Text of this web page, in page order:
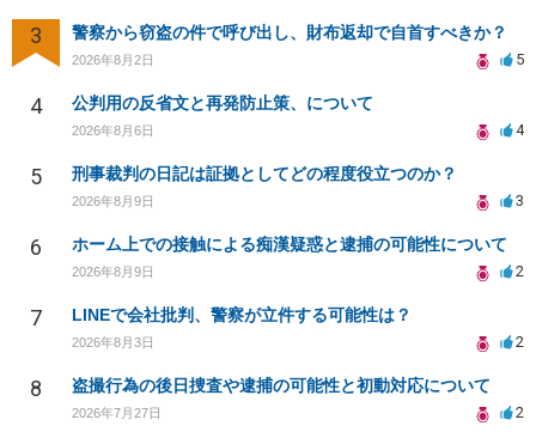
3 警察から窃盗の件で呼び出し、財布返却で自首すべきか？
2026年8月2日 5
4 公判用の反省文と再発防止策、について
2026年8月6日 4
5 刑事裁判の日記は証拠としてどの程度役立つのか？
2026年8月9日 3
6 ホーム上での接触による痴漢疑惑と逮捕の可能性について
2026年8月9日 2
7 LINEで会社批判、警察が立件する可能性は？
2026年8月3日 2
8 盗撮行為の後日捜査や逮捕の可能性と初動対応について
2026年7月27日 2